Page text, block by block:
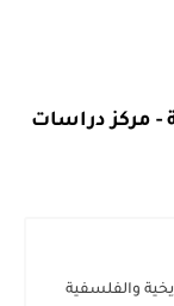
- مركز دراسات
والفلسفية